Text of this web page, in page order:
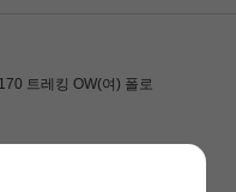
트레킹 OW(여) 폴로